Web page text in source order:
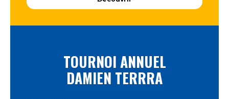
TOURNOI ANNUEL
DAMIEN TERRRA